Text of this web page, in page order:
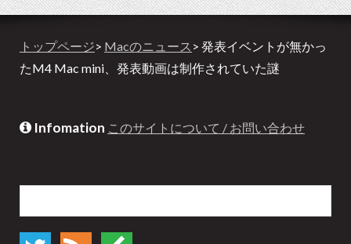
トップページ> Macのニュース > 発表イベントが無かっ
たM4 Mac mini、発表動画は制作されていた謎
Infomation このサイトについて / お問い合わせ